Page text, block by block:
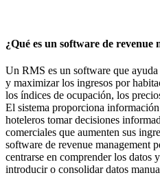
¿Qué es un software de revenue
Un RMS es un software que
y maximizar los ingresos por
los índices de ocupación, los
El sistema proporciona
hoteleros tomar decisiones
comerciales que aumenten sus
software de revenue management
centrarse en comprender los datos
introducir o consolidar datos